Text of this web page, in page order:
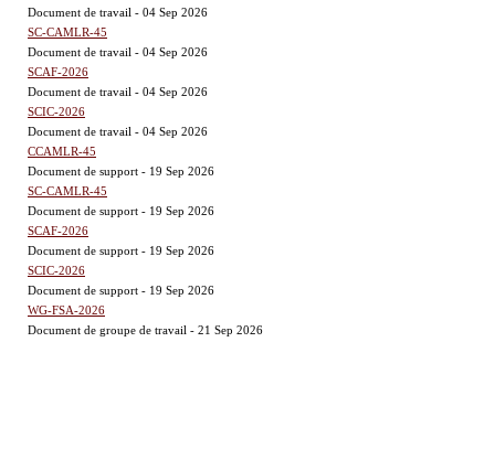
Document de travail - 04 Sep 2026
SC-CAMLR-45
Document de travail - 04 Sep 2026
SCAF-2026
Document de travail - 04 Sep 2026
SCIC-2026
Document de travail - 04 Sep 2026
CCAMLR-45
Document de support - 19 Sep 2026
SC-CAMLR-45
Document de support - 19 Sep 2026
SCAF-2026
Document de support - 19 Sep 2026
SCIC-2026
Document de support - 19 Sep 2026
WG-FSA-2026
Document de groupe de travail - 21 Sep 2026